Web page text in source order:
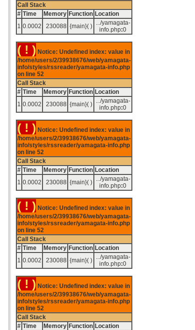
Call Stack
# Time Memory Function Location
1 0.0002 230088 {main}( )
.../yamagata-
info.php:0
( ! ) Notice: Undefined index: value in
/home/users/2/39938676/web/yamagata-
info/styles/rssreader/yamagata-info.php
on line 52
Call Stack
# Time Memory Function Location
1 0.0002 230088 {main}( )
.../yamagata-
info.php:0
( ! ) Notice: Undefined index: value in
/home/users/2/39938676/web/yamagata-
info/styles/rssreader/yamagata-info.php
on line 52
Call Stack
# Time Memory Function Location
1 0.0002 230088 {main}( )
.../yamagata-
info.php:0
( ! ) Notice: Undefined index: value in
/home/users/2/39938676/web/yamagata-
info/styles/rssreader/yamagata-info.php
on line 52
Call Stack
# Time Memory Function Location
1 0.0002 230088 {main}( )
.../yamagata-
info.php:0
( ! ) Notice: Undefined index: value in
/home/users/2/39938676/web/yamagata-
info/styles/rssreader/yamagata-info.php
on line 52
Call Stack
# Time Memory Function Location